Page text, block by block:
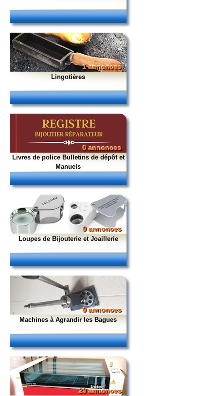
1 annonces
Lingotières
0 annonces
Livres de police Bulletins de dépôt et
Manuels
0 annonces
Loupes de Bijouterie et Joaillerie
0 annonces
Machines à Agrandir les Bagues
29 annonces